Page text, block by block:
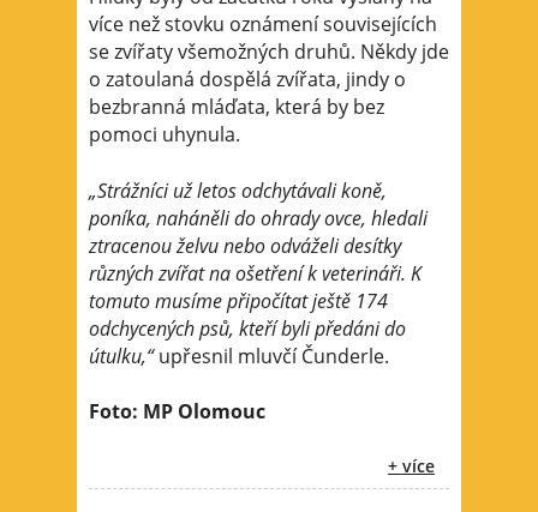
více než stovku oznámení souvisejících
se zvířaty všemožných druhů. Někdy jde
o zatoulaná dospělá zvířata, jindy o
bezbranná mláďata, která by bez
pomoci uhynula.
„Strážníci už letos odchytávali koně,
poníka, naháněli do ohrady ovce, hledali
ztracenou želvu nebo odváželi desítky
různých zvířat na ošetření k veterináři. K
tomuto musíme připočítat ještě 174
odchycených psů, kteří byli předáni do
útulku,“upřesnil mluvčí Čunderle.
Foto: MP Olomouc
+ více